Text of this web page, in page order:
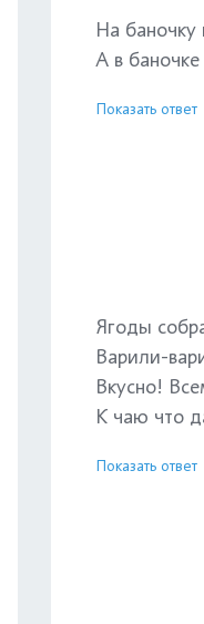
На баночку
А в
Показать ответ
Ягоды
Варили-
Вкусно!
К чаю что
Показать ответ